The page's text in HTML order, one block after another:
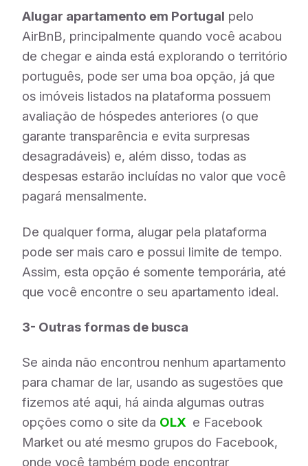
Alugar apartamento em Portugal pelo
AirBnB, principalmente quando você acabou
de chegar e ainda está explorando o território
português, pode ser uma boa opção, já que
os imóveis listados na plataforma possuem
avaliação de hóspedes anteriores (o que
garante transparência e evita surpresas
desagradáveis) e, além disso, todas as
despesas estarão incluídas no valor que você
pagará mensalmente.
De qualquer forma, alugar pela plataforma
pode ser mais caro e possui limite de tempo.
Assim, esta opção é somente temporária, até
que você encontre o seu apartamento ideal.
3- Outras formas de busca
Se ainda não encontrou nenhum apartamento
para chamar de lar, usando as sugestões que
fizemos até aqui, há ainda algumas outras
opções como o site da OLX e Facebook
Market ou até mesmo grupos do Facebook,
onde você também pode encontrar